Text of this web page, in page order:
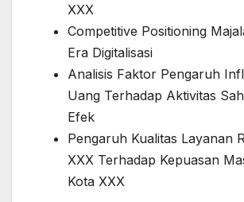
XXX
Competitive Positioning
Era Digitalisasi
Analisis Faktor Pengaruh
Uang Terhadap Aktivitas
Efek
Pengaruh Kualitas Layanan
XXX Terhadap Kepuasan
Kota XXX